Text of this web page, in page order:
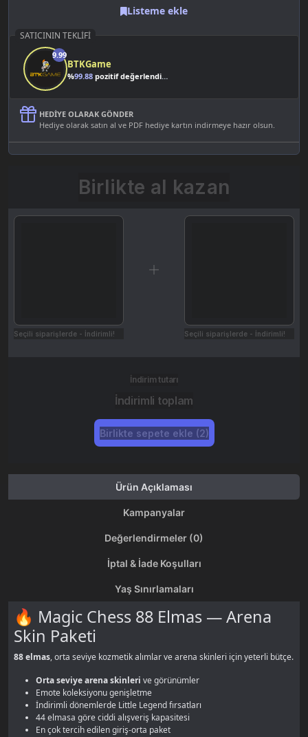
Listeme ekle
SATICININ TEKLIFI
9.99
BTKGame
%99.88 pozitif değerlendirme
HEDIYE OLARAK GÖNDER
Hediye olarak satın al ve PDF hediye kartın indirmeye hazır olsun.
Birlikte al kazan
Seçili siparişlerde - İndirimli! Seçili siparişlerde - İndirimli!
İndirim tutarı
İndirimli toplam
Birlikte sepete ekle (2)
Ürün Açıklaması
Kampanyalar
Değerlendirmeler (0)
İptal & İade Koşulları
Yaş Sınırlamaları
🔥 Magic Chess 88 Elmas — Arena
Skin Paketi
88 elmas, orta seviye kozmetik alımlar ve arena skinleri için yeterli bütçe.
Orta seviye arena skinleri ve görünümler
Emote koleksiyonu genişletme
İndirimli dönemlerde Little Legend fırsatları
44 elmasa göre ciddi alışveriş kapasitesi
En çok tercih edilen giriş-orta paket